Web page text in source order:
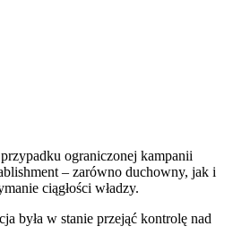
ograniczonej kampanii
– zarówno duchowny, jak i
ciągłości władzy.
była w stanie przejąć kontrolę nad